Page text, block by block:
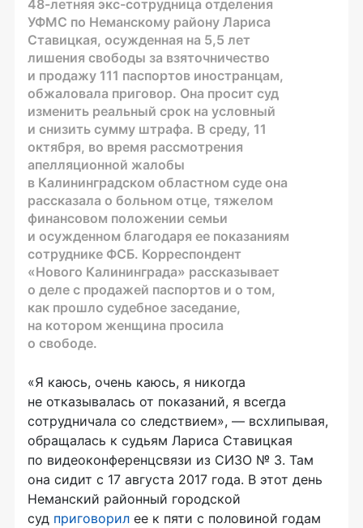
48-летняя экс-сотрудница отделения
УФМС по Неманскому району Лариса
Ставицкая, осужденная на 5,5 лет
лишения свободы за взяточничество
и продажу 111 паспортов иностранцам,
обжаловала приговор. Она просит суд
изменить реальный срок на условный
и снизить сумму штрафа. В среду, 11
октября, во время рассмотрения
апелляционной жалобы
в Калининградском областном суде она
рассказала о больном отце, тяжелом
финансовом положении семьи
и осужденном благодаря ее показаниям
сотруднике ФСБ. Корреспондент
«Нового Калининграда» рассказывает
о деле с продажей паспортов и о том,
как прошло судебное заседание,
на котором женщина просила
о свободе.
«Я каюсь, очень каюсь, я никогда
не отказывалась от показаний, я всегда
сотрудничала со следствием», — всхлипывая,
обращалась к судьям Лариса Ставицкая
по видеоконференцсвязи из СИЗО № 3. Там
она сидит с 17 августа 2017 года. В этот день
Неманский районный городской
суд приговорил ее к пяти с половиной годам